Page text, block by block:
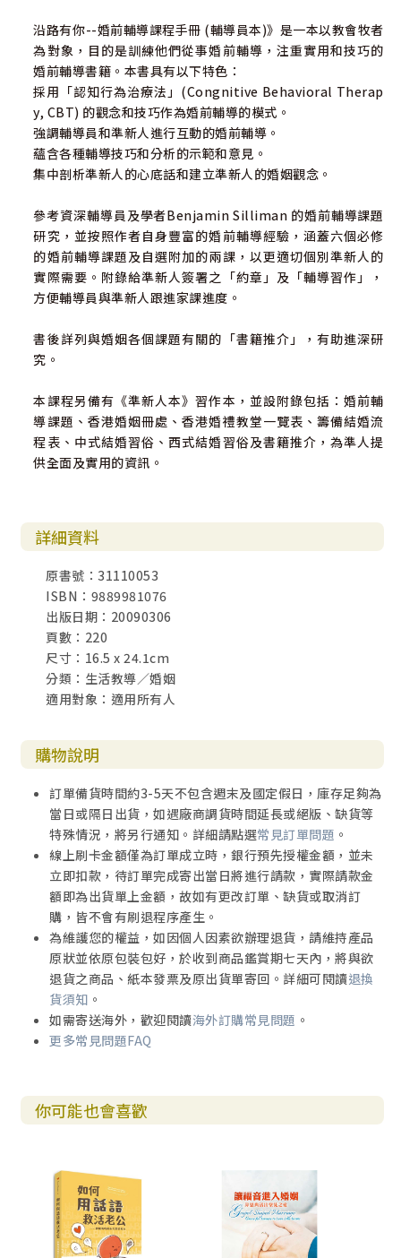
沿路有你--婚前輔導課程手冊 (輔導員本)》是一本以教會牧者
為對象，目的是訓練他們從事婚前輔導，注重實用和技巧的
婚前輔導書籍。本書具有以下特色：
採用「認知行為治療法」(Congnitive Behavioral Therap
y, CBT) 的觀念和技巧作為婚前輔導的模式。
強調輔導員和準新人進行互動的婚前輔導。
蘊含各種輔導技巧和分析的示範和意見。
集中剖析準新人的心底話和建立準新人的婚姻觀念。
參考資深輔導員及學者Benjamin Silliman 的婚前輔導課題
研究，並按照作者自身豐富的婚前輔導經驗，涵蓋六個必修
的婚前輔導課題及自選附加的兩課，以更適切個別準新人的
實際需要。附錄給準新人簽署之「約章」及「輔導習作」，
方便輔導員與準新人跟進家課進度。
書後詳列與婚姻各個課題有關的「書籍推介」，有助進深研
究。
本課程另備有《準新人本》習作本，並設附錄包括：婚前輔
導課題、香港婚姻冊處、香港婚禮教堂一覽表、籌備結婚流
程表、中式結婚習俗、西式結婚習俗及書籍推介，為準人提
供全面及實用的資訊。
詳細資料
原書號：31110053
ISBN：9889981076
出版日期：20090306
頁數：220
尺寸：16.5 x 24.1cm
分類：生活教導／婚姻
適用對象：適用所有人
購物說明
訂單備貨時間約3-5天不包含週末及國定假日，庫存足夠為
當日或隔日出貨，如遇廠商調貨時間延長或絕版、缺貨等
特殊情況，將另行通知。詳細請點選常見訂單問題 。
線上刷卡金額僅為訂單成立時，銀行預先授權金額，並未
立即扣款，待訂單完成寄出當日將進行請款，實際請款金
額即為出貨單上金額，故如有更改訂單、缺貨或取消訂
購，皆不會有刷退程序產生。
為維護您的權益，如因個人因素欲辦理退貨，請維持產品
原狀並依原包裝包好，於收到商品鑑賞期七天內，將與欲
退貨之商品、紙本發票及原出貨單寄回。詳細可閱讀退換
貨須知 。
如需寄送海外，歡迎閱讀海外訂購常見問題 。
更多常見問題FAQ
你可能也會喜歡